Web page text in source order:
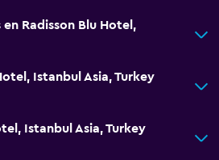
conectadas
Radisson Blu Hotel,
Istanbul Asia, Turkey
Istanbul Asia, Turkey